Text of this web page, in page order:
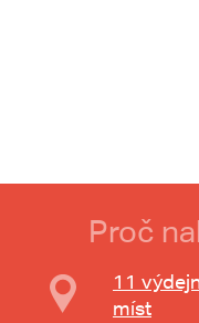
Proč
11
míst